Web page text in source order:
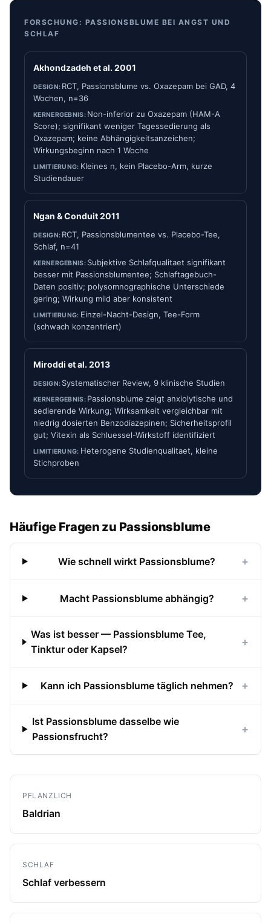
FORSCHUNG: PASSIONSBLUME BEI ANGST UND
SCHLAF
Akhondzadeh et al. 2001
RCT, Passionsblume vs. Oxazepam bei GAD, 4
Wochen, n=36
Non-inferior zu Oxazepam (HAM-A
Score); signifikant weniger Tagessedierung als
Oxazepam; keine Abhängigkeitsanzeichen;
Wirkungsbeginn nach 1 Woche
Kleines n, kein Placebo-Arm, kurze
Studiendauer
Ngan & Conduit 2011
RCT, Passionsblumentee vs. Placebo-Tee,
Schlaf, n=41
Subjektive Schlafqualitaet signifikant
besser mit Passionsblumentee; Schlaftagebuch-
Daten positiv; polysomnographische Unterschiede
gering; Wirkung mild aber konsistent
Einzel-Nacht-Design, Tee-Form
(schwach konzentriert)
Miroddi et al. 2013
Systematischer Review, 9 klinische Studien
Passionsblume zeigt anxiolytische und
sedierende Wirkung; Wirksamkeit vergleichbar mit
niedrig dosierten Benzodiazepinen; Sicherheitsprofil
gut; Vitexin als Schluessel-Wirkstoff identifiziert
Heterogene Studienqualitaet, kleine
Stichproben
Häufige Fragen zu Passionsblume
Wie schnell wirkt Passionsblume? +
Macht Passionsblume abhängig? +
Was ist besser — Passionsblume Tee,
Tinktur oder Kapsel?
+
Kann ich Passionsblume täglich nehmen? +
Ist Passionsblume dasselbe wie
Passionsfrucht?
+
PFLANZLICH
Baldrian
SCHLAF
Schlaf verbessern